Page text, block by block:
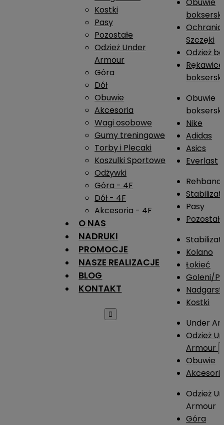
Kostki
Pasy
Pozostałe
Odzież Under
Armour
Góra
Dół
Obuwie
Akcesoria
Wagi osobowe
Gumy treningowe
Torby i Plecaki
Koszulki Sportowe
Odżywki
Góra - 4F
Dół - 4F
Akcesoria - 4F
O NAS
NADRUKI
PROMOCJE
NASZE REALIZACJE
BLOG
KONTAKT

Szczęki
Odzież
Rękawice
Obuwie
Nike
Adidas
Asics
Everlast
Rehband
Pasy
Kolano
Łokieć
Goleni/
Kostki
Under
Odzież
Armour
Obuwie
Odzież
Armour
Góra